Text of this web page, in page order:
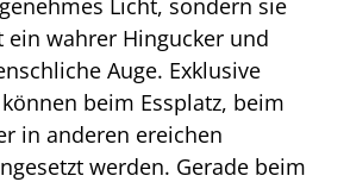
Licht, sondern sie
ein wahrer Hingucker und
Auge. Exklusive
beim Essplatz, beim
in anderen ereichen
werden. Gerade beim